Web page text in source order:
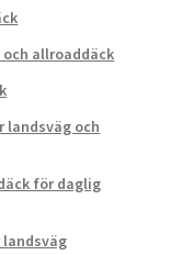
och allroaddäck
landsväg och
för daglig
landsväg